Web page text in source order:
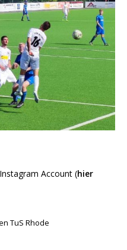
Account (hier
TuS Rhode